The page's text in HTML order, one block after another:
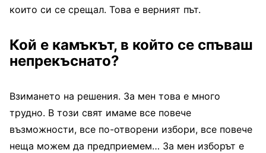
които си се срещал. Това е верният път.
Кой е камъкът, в който се спъваш
непрекъснато?
Взимането на решения. За мен това е много
трудно. В този свят имаме все повече
възможности, все по-отворени избори, все повече
неща можем да предприемем… За мен изборът е